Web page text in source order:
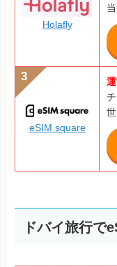
Holafly
eSIM square
ドバイ旅行で